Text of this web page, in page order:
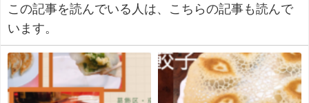
この記事を読んでいる人は、こちらの記事も読んで
います。